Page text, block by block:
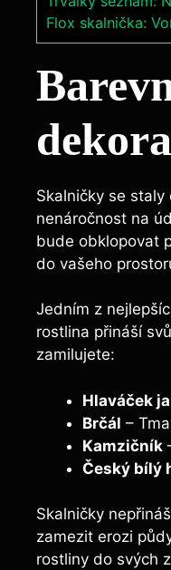
Flox skalnička:
Skalničky se
nenáročnost na
bude obklopovat
do vašeho
Jedním z
rostlina přináší
zamilujete:
Hlaváček
Brčál –
Kamzičník
Český bílý
Skalničky
zamezit erozi
rostliny do svých